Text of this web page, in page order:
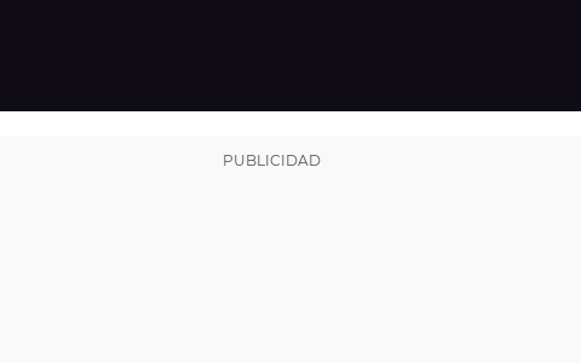
FM
VIRALES